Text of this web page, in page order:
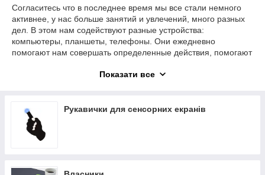
Согласитесь что в последнее время мы все стали немного
активнее, у нас больше занятий и увлечений, много разных
дел. В этом нам содействуют разные устройства:
компьютеры, планшеты, телефоны. Они ежедневно
помогают нам совершать определенные действия, помогают
В нашем интернет магазинеcaseshop.com.ua
вследствие более эффективным.
Ну что ж, а теперь самое время взглянуть, что мы Вам
приготовили!
Показати все
Рукавички для сенсорних екранів